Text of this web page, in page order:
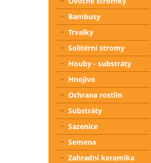
Bambusy
Trvalky
Solitérní stromy
Houby - substráty
Hnojivo
Ochrana rostlin
Substráty
Sazenice
Semena
Zahradní keramika